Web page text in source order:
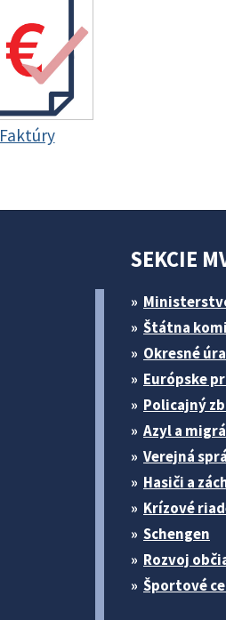
Faktúry
SEKCIE
Štátna
Okresné
Európske
Policajný
Azyl a
Verejná
Hasiči a
Krízové
Schengen
Rozvoj
Športové